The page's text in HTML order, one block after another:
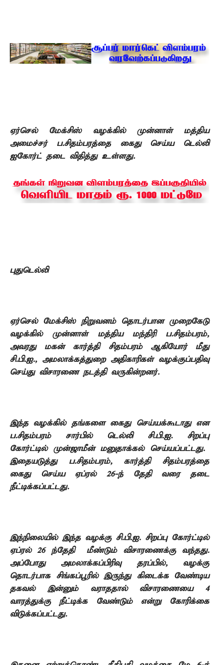
ஏர்செல் மேக்சிஸ் வழக்கில் முன்னாள் மத்திய
அமைச்சர் ப.சிதம்பரத்தை கைது செய்ய டெல்லி
ஐகோர்ட் தடை விதித்து உள்ளது.
புதுடெல்லி
ஏர்செல் மேக்சிஸ் நிறுவனம் தொடர்பான முறைகேடு
வழக்கில் முன்னாள் மத்திய மந்திரி
ப.சிதம்பரம்,
அவரது மகன் கார்த்தி சிதம்பரம் ஆகியோர் மீது
சி.பி.ஐ., அமலாக்கத்துறை அதிகாரிகள் வழக்குப்பதிவு
செய்து விசாரணை நடத்தி வருகின்றனர்.
இந்த வழக்கில் தங்களை கைது செய்யக்கூடாது என
ப.சிதம்பரம் சார்பில் டெல்லி
சி.பி.ஐ. சிறப்பு
கோர்ட்டில் முன்ஜாமீன் மனுதாக்கல் செய்யப்பட்டது.
இதையடுத்து ப.சிதம்பரம், கார்த்தி சிதம்பரத்தை
கைது செய்ய ஏப்ரல் 26-ந்
தேதி வரை தடை
நீட்டிக்கப்பட்டது.
இந்நிலையில் இந்த வழக்கு சி.பி.ஐ. சிறப்பு கோர்ட்டில்
ஏப்ரல்26 ந்தேதி மீண்டும்
விசாரணைக்கு வந்தது.
அப்போது அமலாக்கப்பிரிவு தரப்பில், வழக்கு
தொடர்பாக
சிங்கப்பூரில் இருந்து கிடைக்க வேண்டிய
தகவல் இன்னும் வராததால் விசாரணையை 4
வாரத்துக்கு நீட்டிக்க வேண்டும் என்று கோரிக்கை
விடுக்கப்பட்டது.